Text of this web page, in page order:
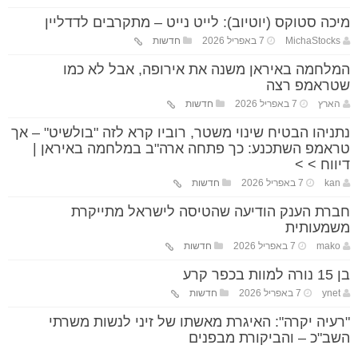
מיכה סטוקס (יוטיוב): לייט נייט – מתקרבים לדדליין
MichaStocks 7 באפריל 2026 חדשות
המלחמה באיראן משנה את אירופה, אבל לא כמו
שטראמפ רצה
הארץ 7 באפריל 2026 חדשות
נתניהו הבטיח שינוי משטר, רוביו קרא לזה "בולשיט" – אך
טראמפ השתכנע: כך פתחה ארה"ב במלחמה באיראן |
דיווח > >
kan 7 באפריל 2026 חדשות
חברת הענק הודיעה שהטיסה לישראל מתייקרת
משמעותית
mako 7 באפריל 2026 חדשות
בן 15 נורה למוות בכפר קרע
ynet 7 באפריל 2026 חדשות
"רעיה יקרה": האיגרת מאשתו של זיני לנשות משרתי
השב"כ – והביקורת מבפנים